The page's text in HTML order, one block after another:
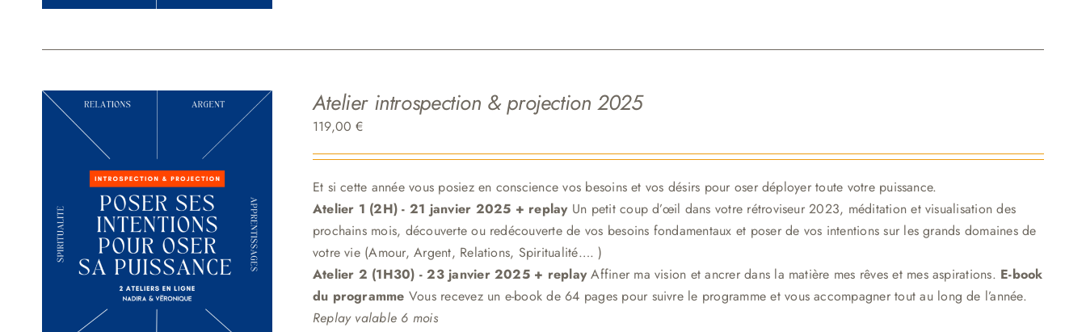
Atelier introspection & projection 2025
119,00€
Et si cette année vous posiez en conscience vos besoins et vos désirs pour oser déployer toute votre puissance.
Atelier 1 (2H) - 21 janvier 2025 + replay Un petit coup d’œil dans votre rétroviseur 2023, méditation et visualisation des
prochains mois, découverte ou redécouverte de vos besoins fondamentaux et poser de vos intentions sur les grands domaines de
votre vie (Amour, Argent, Relations, Spiritualité…. )
Atelier 2 (1H30) - 23 janvier 2025 + replay Affiner ma vision et ancrer dans la matière mes rêves et mes aspirations. E-book
du programme Vous recevez un e-book de 64 pages pour suivre le programme et vous accompagner tout au long de l’année.
Replay valable 6 mois